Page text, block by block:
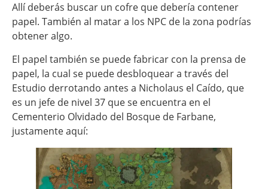
Allí deberás buscar un cofre que debería contener
papel. También al matar a los NPC de la zona podrías
obtener algo.
El papel también se puede fabricar con la prensa de
papel, la cual se puede desbloquear a través del
Estudio derrotando antes a Nicholaus el Caído, que
es un jefe de nivel 37 que se encuentra en el
Cementerio Olvidado del Bosque de Farbane,
justamente aquí: